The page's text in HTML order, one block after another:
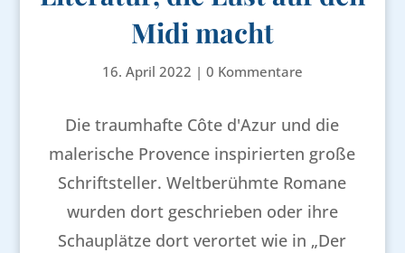
Midi macht
16. April 2022 | 0 Kommentare
Die traumhafte Côte d'Azur und die
malerische Provence inspirierten große
Schriftsteller. Weltberühmte Romane
wurden dort geschrieben oder ihre
Schauplätze dort verortet wie in „Der